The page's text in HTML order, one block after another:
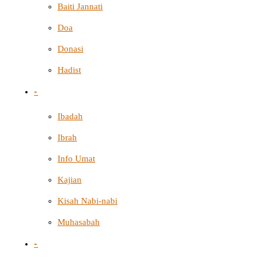
Baiti Jannati
Doa
Donasi
Hadist
-
Ibadah
Ibrah
Info Umat
Kajian
Kisah Nabi-nabi
Muhasabah
-